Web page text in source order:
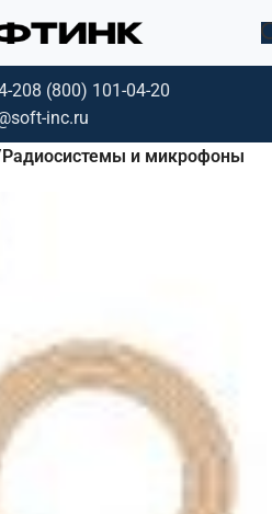
208 (800) 101-04-20
inc.ru
Радиосистемы и микрофоны